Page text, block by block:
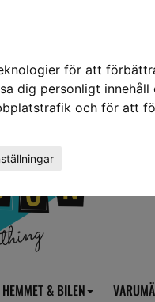
för att
dig personligt innehåll
och för att
HEMMET & BILEN